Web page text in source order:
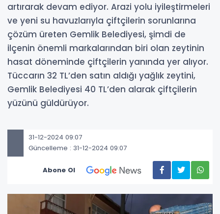
artırarak devam ediyor. Arazi yolu iyileştirmeleri
ve yeni su havuzlarıyla çiftçilerin sorunlarına
çözüm üreten Gemlik Belediyesi, şimdi de
ilçenin önemli markalarından biri olan zeytinin
hasat döneminde çiftçilerin yanında yer alıyor.
Tüccarın 32 TL’den satın aldığı yağlık zeytini,
Gemlik Belediyesi 40 TL’den alarak çiftçilerin
yüzünü güldürüyor.
31-12-2024 09:07
Güncelleme : 31-12-2024 09:07
Abone Ol